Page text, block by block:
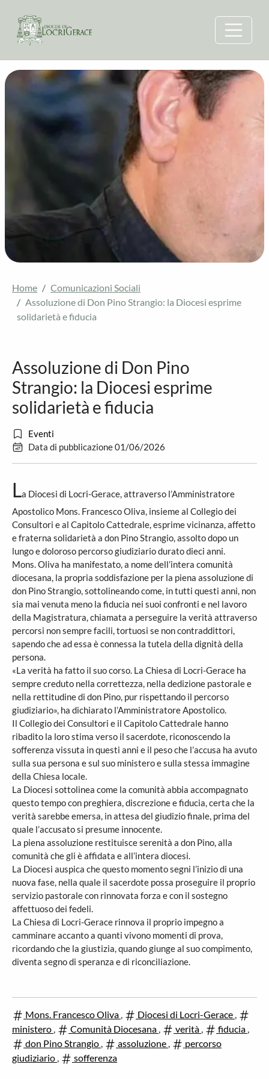
Home
Comunicazioni Sociali
Assoluzione di Don Pino Strangio: la Diocesi esprime
solidarietà e fiducia
Assoluzione di Don Pino
Strangio: la Diocesi esprime
solidarietà e fiducia
Eventi
Data di pubblicazione 01/06/2026
La Diocesi di Locri-Gerace, attraverso l’Amministratore
Apostolico Mons. Francesco Oliva, insieme al Collegio dei
Consultori e al Capitolo Cattedrale, esprime vicinanza, affetto
e fraterna solidarietà a don Pino Strangio, assolto dopo un
lungo e doloroso percorso giudiziario durato dieci anni.
Mons. Oliva ha manifestato, a nome dell’intera comunità
diocesana, la propria soddisfazione per la piena assoluzione di
don Pino Strangio, sottolineando come, in tutti questi anni, non
sia mai venuta meno la fiducia nei suoi confronti e nel lavoro
della Magistratura, chiamata a perseguire la verità attraverso
percorsi non sempre facili, tortuosi se non contraddittori,
sapendo che ad essa è connessa la tutela della dignità della
persona.
«La verità ha fatto il suo corso. La Chiesa di Locri-Gerace ha
sempre creduto nella correttezza, nella dedizione pastorale e
nella rettitudine di don Pino, pur rispettando il percorso
giudiziario», ha dichiarato l’Amministratore Apostolico.
Il Collegio dei Consultori e il Capitolo Cattedrale hanno
ribadito la loro stima verso il sacerdote, riconoscendo la
sofferenza vissuta in questi anni e il peso che l’accusa ha avuto
sulla sua persona e sul suo ministero e sulla stessa immagine
della Chiesa locale.
La Diocesi sottolinea come la comunità abbia accompagnato
questo tempo con preghiera, discrezione e fiducia, certa che la
verità sarebbe emersa, in attesa del giudizio finale, prima del
quale l’accusato si presume innocente.
La piena assoluzione restituisce serenità a don Pino, alla
comunità che gli è affidata e all’intera diocesi.
La Diocesi auspica che questo momento segni l’inizio di una
nuova fase, nella quale il sacerdote possa proseguire il proprio
servizio pastorale con rinnovata forza e con il sostegno
affettuoso dei fedeli.
La Chiesa di Locri-Gerace rinnova il proprio impegno a
camminare accanto a quanti vivono momenti di prova,
ricordando che la giustizia, quando giunge al suo compimento,
diventa segno di speranza e di riconciliazione.
Mons. Francesco Oliva , Diocesi di Locri-Gerace ,
ministero , Comunità Diocesana , verità , fiducia ,
don Pino Strangio , assoluzione ,
percorso
giudiziario , sofferenza